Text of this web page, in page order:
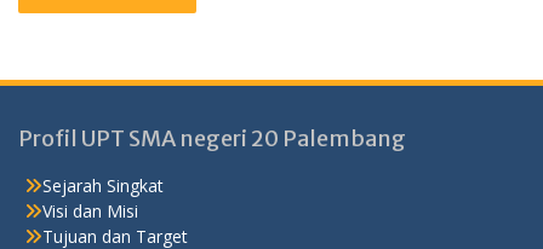
Profil UPT SMA negeri 20 Palembang
Sejarah Singkat
Visi dan Misi
Tujuan dan Target